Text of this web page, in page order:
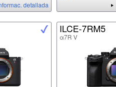
detallada
ILCE-7RM5
α7R V